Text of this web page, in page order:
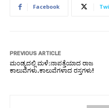
Facebook
PREVIOUS ARTICLE
ಮಂಡ್ಯದಲ್ಲಿ ಮಳೆ:ನಾಪತ್ತೆಯಾದ ರಾಜ
ಕಾಲುವೆಗಳು.ಕಾಲುವೆಗಳಾದ ರಸ್ತಗಳು!